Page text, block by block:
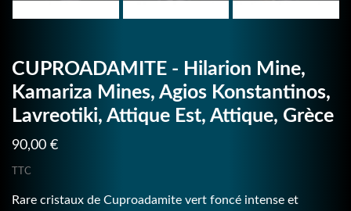
CUPROADAMITE - Hilarion Mine,
Kamariza Mines, Agios Konstantinos,
Lavreotiki, Attique Est, Attique, Grèce
90,00 €
TTC
Rare cristaux de Cuproadamite vert foncé intense et